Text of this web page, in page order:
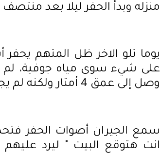
منزله وبدأ الحفر ليلا بعد منتصف
يوما تلو الاخر ظل المتهم يحفر
على شيء سوى مياه جوفية، لم
وصل إلى عمق 4 أمتار ولكنه لم يجد شيئا.
سمع الجيران أصوات الحفر
انت هتوقع البيت " ليرد